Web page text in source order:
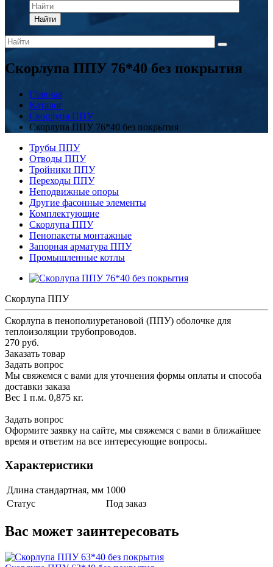
Найти
Скорлупа ППУ 76*40 без покрытия
Главная
Каталог
Скорлупа ППУ
Скорлупа ППУ 76*40 без покрытия
Трубы ППУ
Отводы ППУ
Тройники ППУ
Переходы ППУ
Неподвижные опоры
Другие фасонные элементы
Комплектующие
Скорлупа ППУ
Пенопакеты монтажные
Запорная арматура ППУ
Промышленные котлы
Скорлупа ППУ
Скорлупа в пенополиуретановой (ППУ) оболочке для
теплоизоляции трубопроводов.
270 руб.
Заказать товар
Задать вопрос
Мы свяжемся с вами для уточнения формы оплаты и способа
доставки заказа
Вес 1 п.м. 0,875 кг.
Задать вопрос
Оформите заявку на сайте, мы свяжемся с вами в ближайшее
время и ответим на все интересующие вопросы.
Характеристики
Длина стандартная, мм 1000
Статус
Под заказ
Вас может заинтересовать